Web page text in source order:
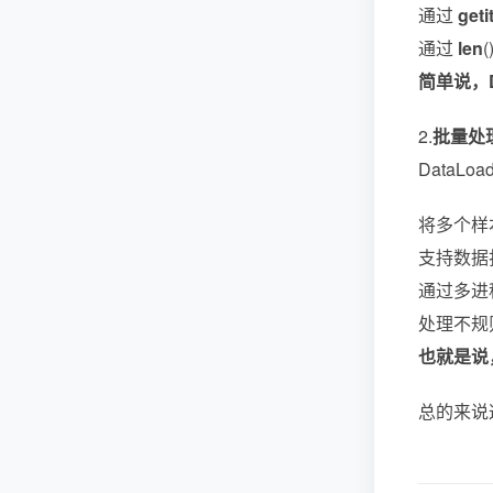
通过
通过 len
简单说
2.批量处
将多个
支持数
通过多
处理不
也就是
总的来